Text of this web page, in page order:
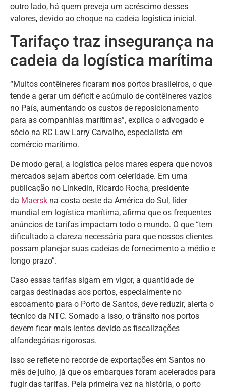
outro lado, há quem preveja um acréscimo desses
valores, devido ao choque na cadeia logística inicial.
Tarifaço traz insegurança na
cadeia da logística marítima
“Muitos contêineres ficaram nos portos brasileiros, o que
tende a gerar um déficit e acúmulo de contêineres vazios
no País, aumentando os custos de reposicionamento
para as companhias marítimas”, explica o advogado e
sócio na RC Law Larry Carvalho, especialista em
comércio marítimo.
De modo geral, a logística pelos mares espera que novos
mercados sejam abertos com celeridade. Em uma
publicação no Linkedin, Ricardo Rocha, presidente
da Maersk na costa oeste da América do Sul, líder
mundial em logística marítima, afirma que os frequentes
anúncios de tarifas impactam todo o mundo. O que “tem
dificultado a clareza necessária para que nossos clientes
possam planejar suas cadeias de fornecimento a médio e
longo prazo”.
Caso essas tarifas sigam em vigor, a quantidade de
cargas destinadas aos portos, especialmente no
escoamento para o Porto de Santos, deve reduzir, alerta o
técnico da NTC. Somado a isso, o trânsito nos portos
devem ficar mais lentos devido as fiscalizações
alfandegárias rigorosas.
Isso se reflete no recorde de exportações em Santos no
mês de julho, já que os embarques foram acelerados para
fugir das tarifas. Pela primeira vez na história, o porto